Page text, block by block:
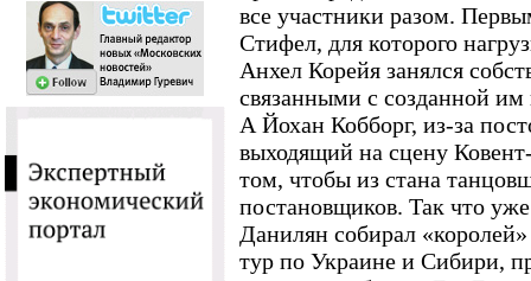
все участники разом.
Стифел, для которого
Анхел Корейя занялся
связанными с созданной
А Йохан Кобборг, из-за
выходящий на сцену
том, чтобы из стана
постановщиков. Так что
Данилян собирал
тур по Украине и Сибири,